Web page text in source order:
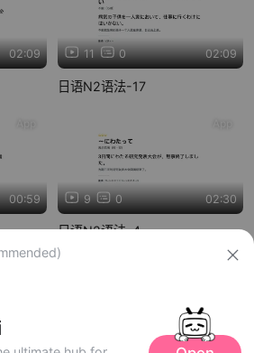
02:09 11 0 02:09
日语N2语法-17
00:59 9 0 02:30
日语N2语法-4
可证 沪网文【2019】3804-274号
经营许可证：（沪）字第01248号